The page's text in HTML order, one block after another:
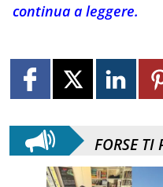
continua a leggere.
FORSE TI